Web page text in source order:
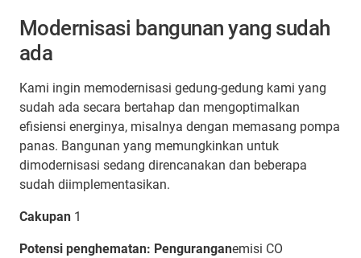
Modernisasi bangunan yang sudah
ada
Kami ingin memodernisasi gedung-gedung kami yang
sudah ada secara bertahap dan mengoptimalkan
efisiensi energinya, misalnya dengan memasang pompa
panas. Bangunan yang memungkinkan untuk
dimodernisasi sedang direncanakan dan beberapa
sudah diimplementasikan.
Cakupan 1
Potensi penghematan: Penguranganemisi CO